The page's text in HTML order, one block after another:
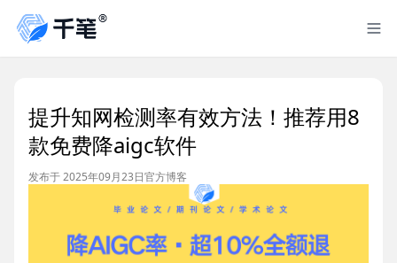
提升知网检测率有效方法！推荐用8
款免费降aigc软件
发布于 2025年09月23日官方博客